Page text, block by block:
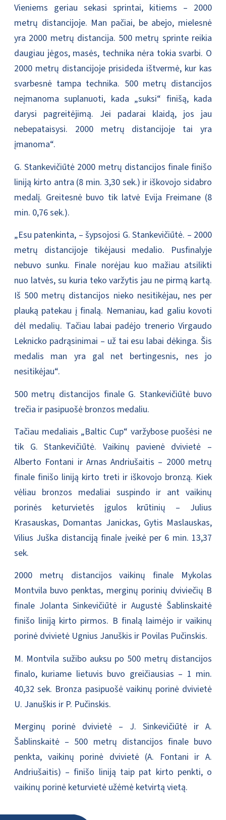
Vieniems geriau sekasi sprintai, kitiems – 2000
metrų distancijoje. Man pačiai, be abejo, mielesnė
yra 2000 metrų distancija. 500 metrų sprinte reikia
daugiau jėgos, masės, technika nėra tokia svarbi. O
2000 metrų distancijoje prisideda ištvermė, kur kas
svarbesnė tampa technika. 500 metrų distancijos
neįmanoma suplanuoti, kada „suksi“ finišą, kada
darysi pagreitėjimą. Jei padarai klaidą, jos jau
nebepataisysi. 2000 metrų distancijoje tai yra
įmanoma“.
G. Stankevičiūtė 2000 metrų distancijos finale finišo
liniją kirto antra (8 min. 3,30 sek.) ir iškovojo sidabro
medalį. Greitesnė buvo tik latvė Evija Freimane (8
min. 0,76 sek.).
„Esu patenkinta, – šypsojosi G. Stankevičiūtė. – 2000
metrų distancijoje tikėjausi medalio. Pusfinalyje
nebuvo sunku. Finale norėjau kuo mažiau atsilikti
nuo latvės, su kuria teko varžytis jau ne pirmą kartą.
Iš 500 metrų distancijos nieko nesitikėjau, nes per
plauką patekau į finalą. Nemaniau, kad galiu kovoti
dėl medalių. Tačiau labai padėjo trenerio Virgaudo
Leknicko padrąsinimai – už tai esu labai dėkinga. Šis
medalis man yra gal net bertingesnis, nes jo
nesitikėjau“.
500 metrų distancijos finale G. Stankevičiūtė buvo
trečia ir pasipuošė bronzos medaliu.
Tačiau medaliais „Baltic Cup“ varžybose puošėsi ne
tik G. Stankevičiūtė. Vaikinų pavienė dvivietė –
Alberto Fontani ir Arnas Andriušaitis – 2000 metrų
finale finišo liniją kirto treti ir iškovojo bronzą. Kiek
vėliau bronzos medaliai suspindo ir ant vaikinų
porinės keturvietės įgulos krūtinių – Julius
Krasauskas, Domantas Janickas, Gytis Maslauskas,
Vilius Juška distanciją finale įveikė per 6 min. 13,37
sek.
2000 metrų distancijos vaikinų finale Mykolas
Montvila buvo penktas, merginų porinių dviviečių B
finale Jolanta Sinkevičiūtė ir Augustė Šablinskaitė
finišo liniją kirto pirmos. B finalą laimėjo ir vaikinų
porinė dvivietė Ugnius Januškis ir Povilas Pučinskis.
M. Montvila sužibo auksu po 500 metrų distancijos
finalo, kuriame lietuvis buvo greičiausias – 1 min.
40,32 sek. Bronza pasipuošė vaikinų porinė dvivietė
U. Januškis ir P. Pučinskis.
Merginų porinė dvivietė – J. Sinkevičiūtė ir A.
Šablinskaitė – 500 metrų distancijos finale buvo
penkta, vaikinų porinė dvivietė (A. Fontani ir A.
Andriušaitis) – finišo liniją taip pat kirto penkti, o
vaikinų porinė keturvietė užėmė ketvirtą vietą.